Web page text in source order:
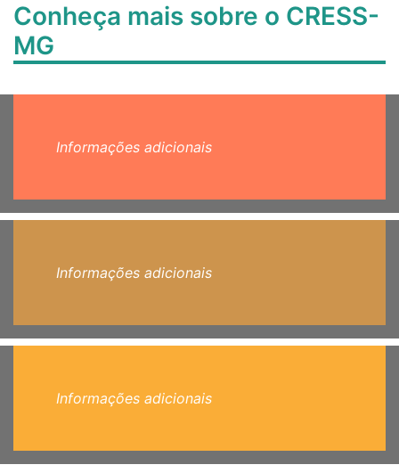
Conheça mais sobre o CRESS-
MG
Informações adicionais
Informações adicionais
Informações adicionais